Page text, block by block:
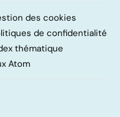
des cookies
de confidentialité
thématique
Atom